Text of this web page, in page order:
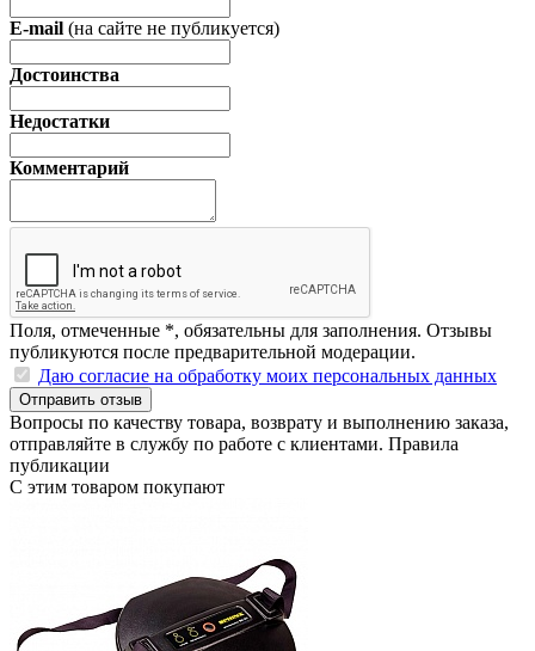
E-mail (на сайте не публикуется)
Достоинства
Недостатки
Комментарий
Поля, отмеченные *, обязательны для заполнения. Отзывы
публикуются после предварительной модерации.
Даю согласие на обработку моих персональных данных
Отправить отзыв
Вопросы по качеству товара, возврату и выполнению заказа,
отправляйте в службу по работе с клиентами. Правила
публикации
С этим товаром покупают